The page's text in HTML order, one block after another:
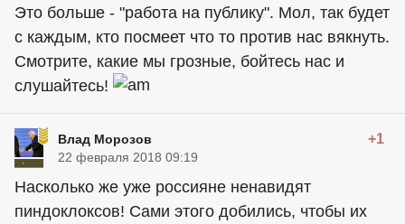
Это больше - "работа на публику". Мол, так будет
с каждым, кто посмеет что то против нас вякнуть.
Смотрите, какие мы грозные, бойтесь нас и
слушайтесь!
Влад Морозов +1
22 февраля 2018 09:19
Насколько же уже россияне ненавидят
пиндоклоксов! Сами этого добились, чтобы их